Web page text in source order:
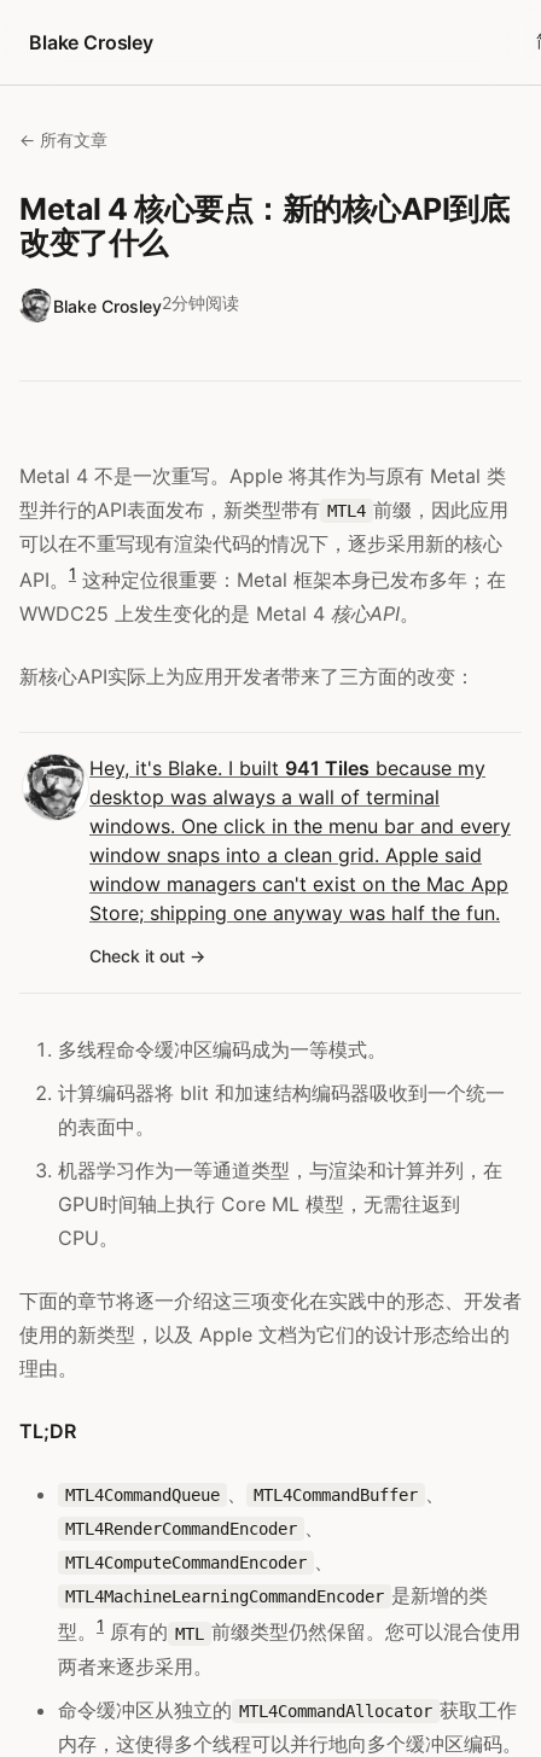
Blake Crosley
← 所有文章
Metal 4 核心要点：新的核心API到底
改变了什么
Blake Crosley2分钟阅读
Metal 4 不是一次重写。Apple 将其作为与原有 Metal 类
型并行的API表面发布，新类型带有 MTL4 前缀，因此应用
可以在不重写现有渲染代码的情况下，逐步采用新的核心
API。
1 这种定位很重要：Metal 框架本身已发布多年；在
WWDC25 上发生变化的是 Metal 4 核心API。
新核心API实际上为应用开发者带来了三方面的改变：
Hey, it's Blake. I built 941 Tiles because my
desktop was always a wall of terminal
windows. One click in the menu bar and every
window snaps into a clean grid. Apple said
window managers can't exist on the Mac App
Store; shipping one anyway was half the fun.
Check it out
多线程命令缓冲区编码成为一等模式。
计算编码器将 blit 和加速结构编码器吸收到一个统一
的表面中。
机器学习作为一等通道类型，与渲染和计算并列，在
GPU时间轴上执行 Core ML 模型，无需往返到
CPU。
下面的章节将逐一介绍这三项变化在实践中的形态、开发者
使用的新类型，以及 Apple 文档为它们的设计形态给出的
理由。
TL;DR
MTL4CommandQueue 、 MTL4CommandBuffer 、
MTL4RenderCommandEncoder 、
MTL4ComputeCommandEncoder 、
MTL4MachineLearningCommandEncoder 是新增的类
型。
1 原有的 MTL
前缀类型仍然保留。您可以混合使用
两者来逐步采用。
命令缓冲区从独立的 MTL4CommandAllocator 获取工作
内存，这使得多个线程可以并行地向多个缓冲区编码。